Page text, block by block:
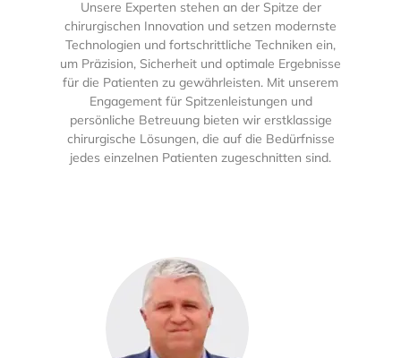
Unsere Experten stehen an der Spitze der
chirurgischen Innovation und setzen modernste
Technologien und fortschrittliche Techniken ein,
um Präzision, Sicherheit und optimale Ergebnisse
für die Patienten zu gewährleisten. Mit unserem
Engagement für Spitzenleistungen und
persönliche Betreuung bieten wir erstklassige
chirurgische Lösungen, die auf die Bedürfnisse
jedes einzelnen Patienten zugeschnitten sind.